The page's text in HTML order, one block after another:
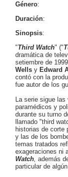
Género:
Duración:
Sinopsis:
"Third Watch" ("
dramática de
setiembre de
Wells y Edward
contó con la
fue autor de los
La serie sigue
paramédicos y
durante su turno
llamado "third
historias de corte
y las de los
temas tratados
exageraciones ni
Watch, además
particular de